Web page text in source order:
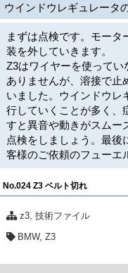
ウインドウレギュレータ
まずは点検です。モータ
装を外していきます。
Z3はワイヤーを使って
ありませんが、溶接で止
いました。ウインドウレ
行していくことが多く、
すと異音や動きがスムー
点検をしましょう。最後
客様のご依頼のフューエ
No.024 Z3 ベルト切れ
z3,技術ファイル
BMW,Z3